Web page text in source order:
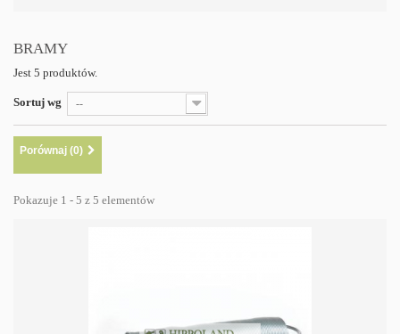
BRAMY
Jest 5 produktów.
Sortuj wg --
Porównaj (0)
Pokazuje 1 - 5 z 5 elementów